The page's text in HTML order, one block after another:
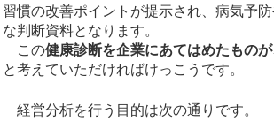
習慣の改善ポイントが提示され、病気予
な判断資料となります。
この健康診断を企業にあてはめたもの
と考えていただければけっこうです。
経営分析を行う目的は次の通りです。